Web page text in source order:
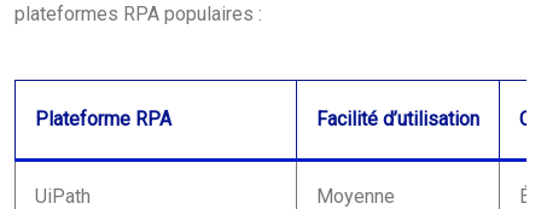
plateformes RPA populaires :
Plateforme RPA Facilité d’utilisation
UiPath Moyenne